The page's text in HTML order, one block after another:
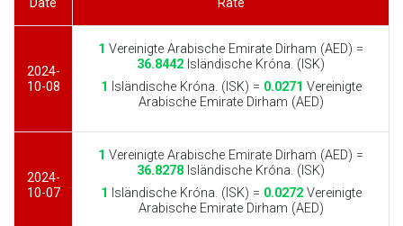
Date Rate
2024-
10-08
1 Vereinigte Arabische Emirate Dirham (AED) =
36.8442 Isländische Króna. (ISK)
1 Isländische Króna. (ISK) = 0.0271 Vereinigte
Arabische Emirate Dirham (AED)
2024-
10-07
1 Vereinigte Arabische Emirate Dirham (AED) =
36.8278 Isländische Króna. (ISK)
1 Isländische Króna. (ISK) = 0.0272Vereinigte
Arabische Emirate Dirham (AED)